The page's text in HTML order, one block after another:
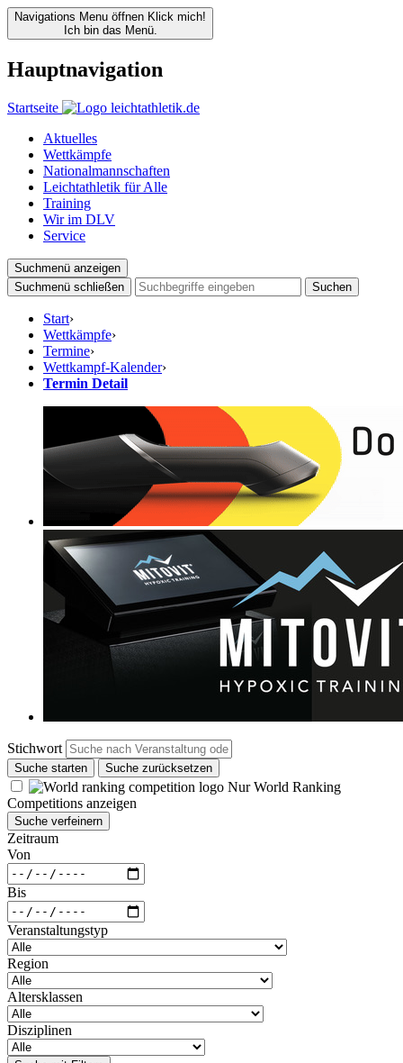
Navigations Menu öffnen Klick mich!
Ich bin das Menü.
Hauptnavigation
Startseite
Aktuelles
Wettkämpfe
Nationalmannschaften
Leichtathletik für Alle
Training
Wir im DLV
Service
Suchmenü anzeigen
Suchmenü schließen
Suchen
Start›
Wettkämpfe›
Termine›
Wettkampf-Kalender›
Termin Detail
Stichwort
Suche starten Suche zurücksetzen
Nur World Ranking
Competitions anzeigen
Suche verfeinern
Zeitraum
Von
Bis
Veranstaltungstyp
Region
Altersklassen
Disziplinen